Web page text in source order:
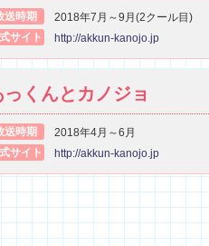
送時期
2018年7月～9月(2クール目)
サイト
http://akkun-kanojo.jp
っくんとカノジョ
送時期
2018年4月～6月
サイト
http://akkun-kanojo.jp